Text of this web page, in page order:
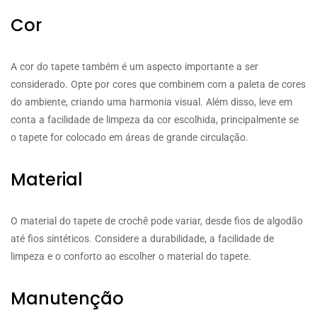
Cor
A cor do tapete também é um aspecto importante a ser
considerado. Opte por cores que combinem com a paleta de cores
do ambiente, criando uma harmonia visual. Além disso, leve em
conta a facilidade de limpeza da cor escolhida, principalmente se
o tapete for colocado em áreas de grande circulação.
Material
O material do tapete de crochê pode variar, desde fios de algodão
até fios sintéticos. Considere a durabilidade, a facilidade de
limpeza e o conforto ao escolher o material do tapete.
Manutenção